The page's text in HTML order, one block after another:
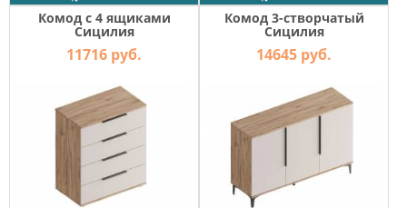
Комод с 4 ящиками
Сицилия
11716 руб.
Комод 3-створчатый
Сицилия
14645 руб.